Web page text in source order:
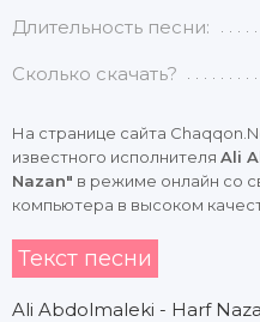
Длительность песни:
Сколько скачать?
На странице сайта
известного исполнителя Ali
Nazan" в режиме онлайн со
компьютера в высоком
Текст песни
Ali Abdolmaleki - Harf